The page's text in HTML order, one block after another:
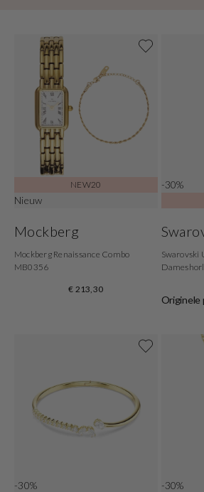
NEW20
Nieuw
Mockberg
Mockberg Renaissance Combo
MB0356
€ 213,30
-30%
Swarovski
Originele
-30% -30%